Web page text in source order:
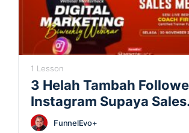
1 Lesson
3 Helah Tambah
Instagram Supaya Sales
Meletup
FunnelEvo+